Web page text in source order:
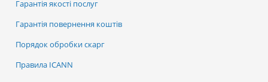
Гарантія якості послуг
Гарантія повернення коштів
Порядок обробки скарг
Правила ICANN